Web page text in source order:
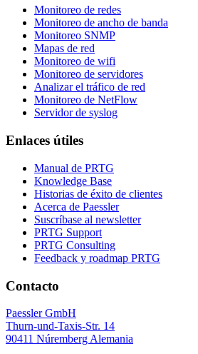
Monitoreo de redes
Monitoreo de ancho de banda
Monitoreo SNMP
Mapas de red
Monitoreo de wifi
Monitoreo de servidores
Analizar el tráfico de red
Monitoreo de NetFlow
Servidor de syslog
Enlaces útiles
Manual de PRTG
Knowledge Base
Historias de éxito de clientes
Acerca de Paessler
Suscríbase al newsletter
PRTG Support
PRTG Consulting
Feedback y roadmap PRTG
Contacto
Paessler GmbH
Thurn-und-Taxis-Str. 14
90411 Núremberg Alemania